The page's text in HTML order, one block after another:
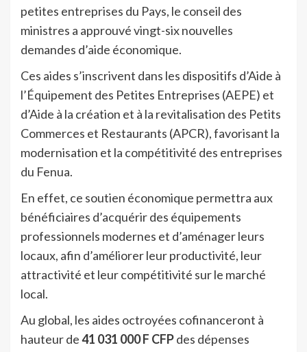
petites entreprises du Pays, le conseil des
ministres a approuvé vingt-six nouvelles
demandes d’aide économique.
Ces aides s’inscrivent dans les dispositifs d’Aide à
l’Équipement des Petites Entreprises (AEPE) et
d’Aide à la création et à la revitalisation des Petits
Commerces et Restaurants (APCR), favorisant la
modernisation et la compétitivité des entreprises
du Fenua.
En effet, ce soutien économique permettra aux
bénéficiaires d’acquérir des équipements
professionnels modernes et d’aménager leurs
locaux, afin d’améliorer leur productivité, leur
attractivité et leur compétitivité sur le marché
local.
Au global, les aides octroyées cofinanceront à
hauteur de41 031 000 F CFPdes dépenses